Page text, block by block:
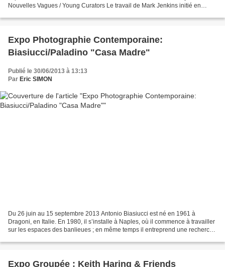
Nouvelles Vagues / Young Curators Le travail de Mark Jenkins initié en
Expo Photographie Contemporaine:
Biasiucci/Paladino "Casa Madre"
Publié le 30/06/2013 à 13:13
Par Eric SIMON
Du 26 juin au 15 septembre 2013 Antonio Biasiucci est né en 1961 à
Dragoni, en Italie. En 1980, il s’installe à Naples, où il commence à travailler
sur les espaces des banlieues ; en même temps il entreprend une recherche
Expo Groupée : Keith Haring & Friends